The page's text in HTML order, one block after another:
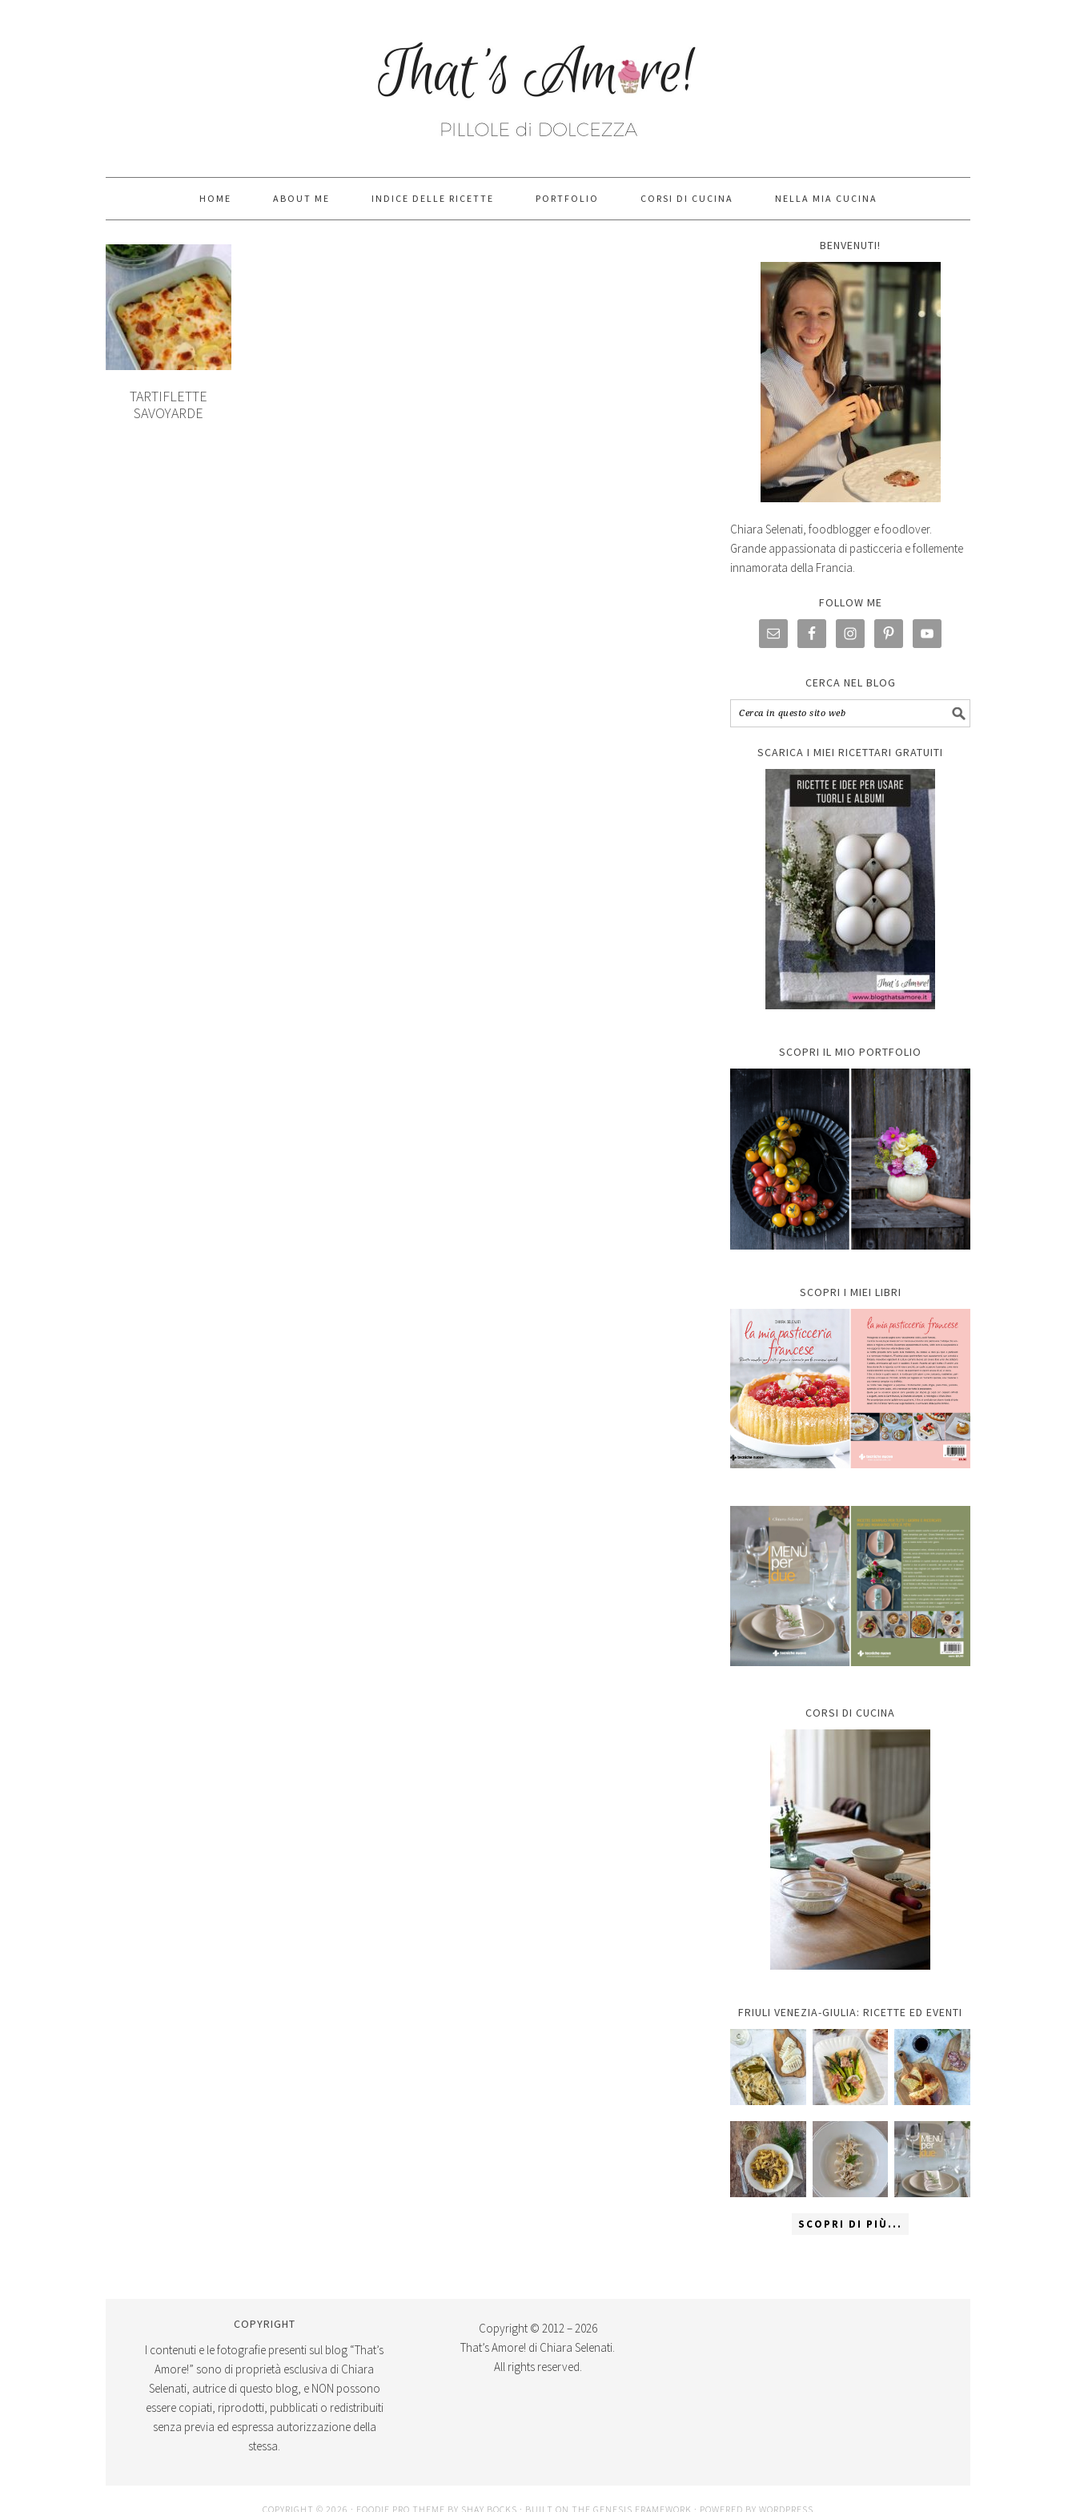
HOME ABOUT ME INDICE DELLE RICETTE PORTFOLIO CORSI DI CUCINA NELLA MIA CUCINA
TARTIFLETTE
SAVOYARDE
BENVENUTI!
Chiara Selenati, foodblogger e foodlover.
Grande appassionata di pasticceria e follemente
innamorata della Francia.
FOLLOW ME
CERCA NEL BLOG
SCARICA I MIEI RICETTARI GRATUITI
SCOPRI IL MIO PORTFOLIO
SCOPRI I MIEI LIBRI
CORSI DI CUCINA
FRIULI VENEZIA-GIULIA: RICETTE ED EVENTI
SCOPRI DI PIÙ...
COPYRIGHT
I contenuti e le fotografie presenti sul blog “That’s
Amore!” sono di proprietà esclusiva di Chiara
Selenati, autrice di questo blog, e NON possono
essere copiati, riprodotti, pubblicati o redistribuiti
senza previa ed espressa autorizzazione della
stessa.
Copyright © 2012 – 2026
That’s Amore! di Chiara Selenati.
All rights reserved.
COPYRIGHT © 2026 · FOODIE PRO THEME BY SHAY BOCKS · BUILT ON THE GENESIS FRAMEWORK · POWERED BY WORDPRESS